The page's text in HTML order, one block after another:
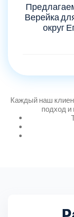
Верейка
округ
Каждый наш
подход и
Богородский
Дмитровский